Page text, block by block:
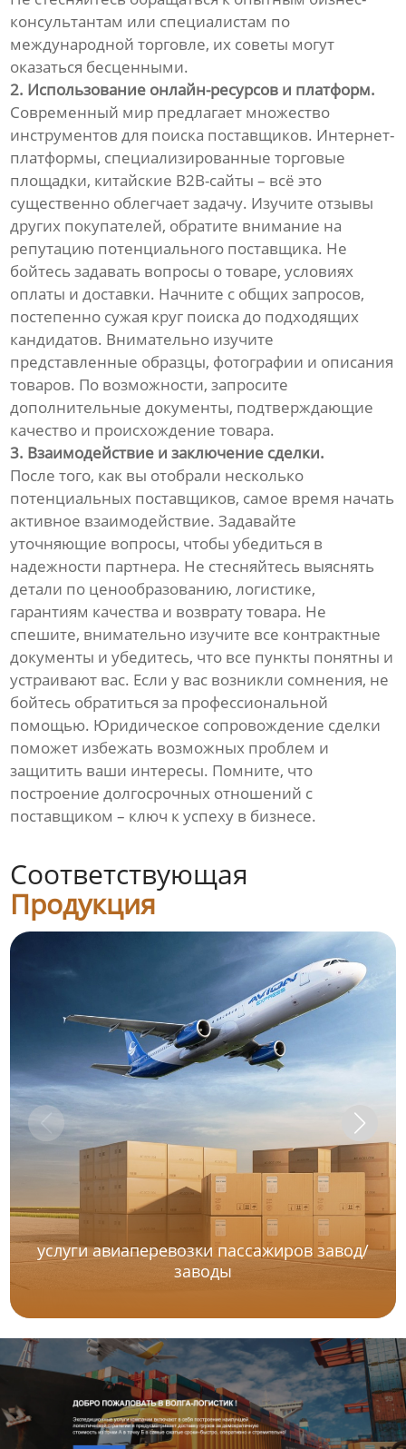
консультантам или специалистам по
международной торговле, их советы могут
оказаться бесценными.
2. Использование онлайн-ресурсов и платформ.
Современный мир предлагает множество
инструментов для поиска поставщиков. Интернет-
платформы, специализированные торговые
площадки, китайские B2B-сайты – всё это
существенно облегчает задачу. Изучите отзывы
других покупателей, обратите внимание на
репутацию потенциального поставщика. Не
бойтесь задавать вопросы о товаре, условиях
оплаты и доставки. Начните с общих запросов,
постепенно сужая круг поиска до подходящих
кандидатов. Внимательно изучите
представленные образцы, фотографии и описания
товаров. По возможности, запросите
дополнительные документы, подтверждающие
качество и происхождение товара.
3. Взаимодействие и заключение сделки.
После того, как вы отобрали несколько
потенциальных поставщиков, самое время начать
активное взаимодействие. Задавайте
уточняющие вопросы, чтобы убедиться в
надежности партнера. Не стесняйтесь выяснять
детали по ценообразованию, логистике,
гарантиям качества и возврату товара. Не
спешите, внимательно изучите все контрактные
документы и убедитесь, что все пункты понятны и
устраивают вас. Если у вас возникли сомнения, не
бойтесь обратиться за профессиональной
помощью. Юридическое сопровождение сделки
поможет избежать возможных проблем и
защитить ваши интересы. Помните, что
построение долгосрочных отношений с
поставщиком – ключ к успеху в бизнесе.
Соответствующая
Продукция
услуги авиаперевозки пассажиров завод/
заводы